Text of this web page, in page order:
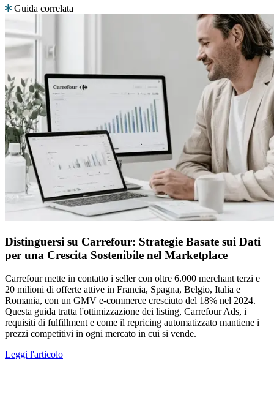
Guida correlata
Distinguersi su Carrefour: Strategie Basate sui Dati
per una Crescita Sostenibile nel Marketplace
Carrefour mette in contatto i seller con oltre 6.000 merchant terzi e
20 milioni di offerte attive in Francia, Spagna, Belgio, Italia e
Romania, con un GMV e-commerce cresciuto del 18% nel 2024.
Questa guida tratta l'ottimizzazione dei listing, Carrefour Ads, i
requisiti di fulfillment e come il repricing automatizzato mantiene i
prezzi competitivi in ogni mercato in cui si vende.
Leggi l'articolo